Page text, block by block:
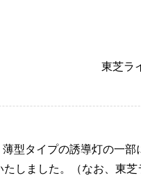
東芝ラ
型タイプの誘導灯の一部
しました。（なお、東芝